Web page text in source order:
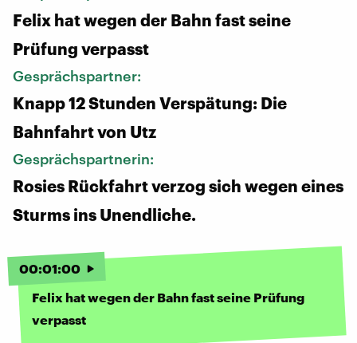
Felix hat wegen der Bahn fast seine
Prüfung verpasst
Gesprächspartner:
Knapp 12 Stunden Verspätung: Die
Bahnfahrt von Utz
Gesprächspartnerin:
Rosies Rückfahrt verzog sich wegen eines
Sturms ins Unendliche.
00:01:00
Felix hat wegen der Bahn fast seine Prüfung
verpasst